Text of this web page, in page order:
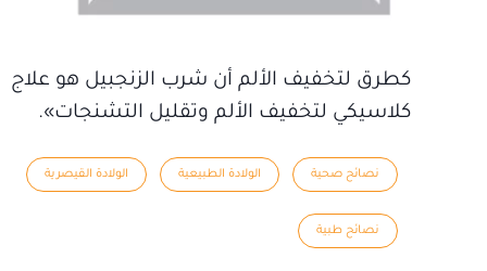
كطرق لتخفيف الألم أن شرب الزنجبيل هو علاج
كلاسيكي لتخفيف الألم وتقليل التشنجات».
نصائح صحية الولادة الطبيعية الولادة القيصرية
نصائح طبية